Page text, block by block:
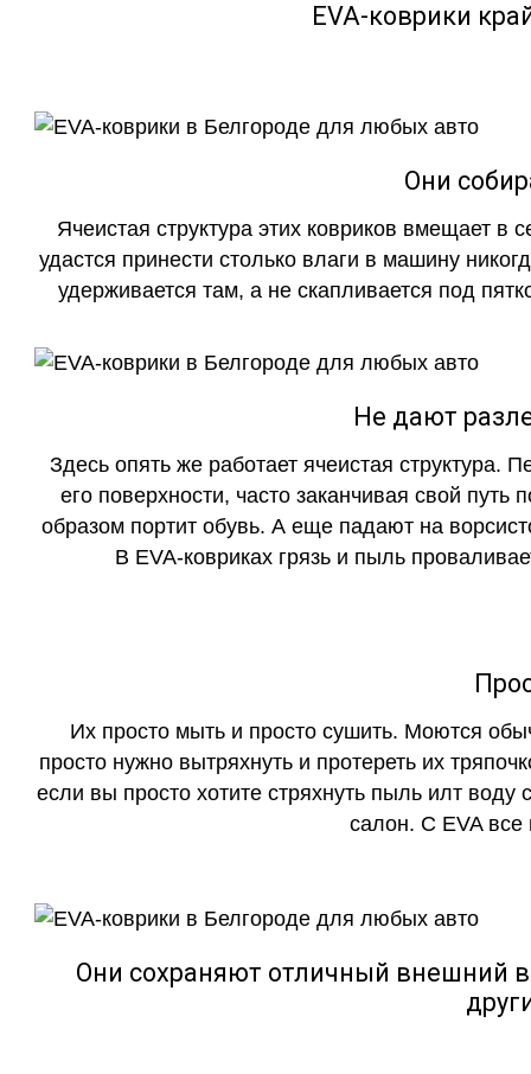
EVA-коврики
Они
Ячеистая структура этих ковриков вмещает в
удастся принести столько влаги в машину
удерживается там, а не скапливается под
Не дают
Здесь опять же работает ячеистая структура.
его поверхности, часто заканчивая свой
образом портит обувь. А еще падают на
В EVA-ковриках грязь и пыль
Их просто мыть и просто сушить. Моются
просто нужно вытряхнуть и протереть их
если вы просто хотите стряхнуть пыль илт воду
салон. С EVA все
Они сохраняют отличный внешний